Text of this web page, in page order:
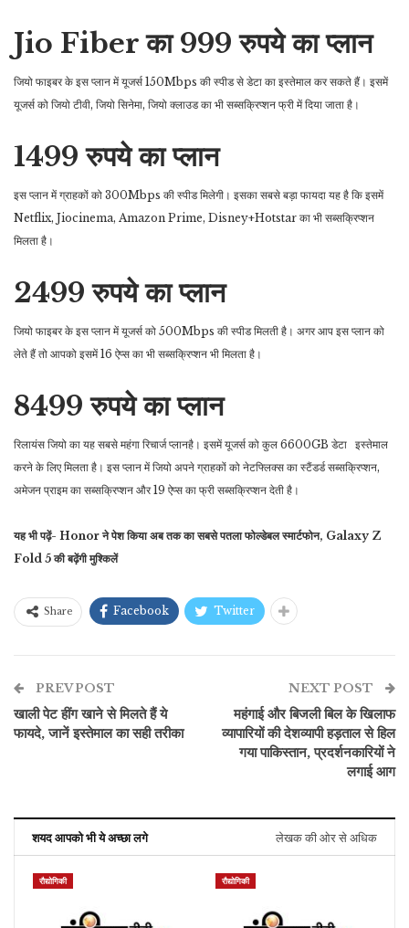
Jio Fiber का 999 रुपये का प्लान
जियो फाइबर के इस प्लान में यूजर्स 150Mbps की स्पीड से डेटा का इस्तेमाल कर सकते हैं। इसमें
यूजर्स को जियो टीवी, जियो सिनेमा, जियो क्लाउड का भी सब्सक्रिप्शन फ्री में दिया जाता है।
1499 रुपये का प्लान
इस प्लान में ग्राहकों को 300Mbps की स्पीड मिलेगी। इसका सबसे बड़ा फायदा यह है कि इसमें
Netflix, Jiocinema, Amazon Prime, Disney+Hotstar का भी सब्सक्रिप्शन
मिलता है।
2499 रुपये का प्लान
जियो फाइबर के इस प्लान में यूजर्स को 500Mbps की स्पीड मिलती है। अगर आप इस प्लान को
लेते हैं तो आपको इसमें 16 ऐप्स का भी सब्सक्रिप्शन भी मिलता है।
8499 रुपये का प्लान
रिलायंस जियो का यह सबसे महंगा रिचार्ज प्लानहै। इसमें यूजर्स को कुल 6600GB डेटा इस्तेमाल
करने के लिए मिलता है। इस प्लान में जियो अपने ग्राहकों को नेटफ्लिक्स का स्टैंडर्ड सब्सक्रिप्शन,
अमेजन प्राइम का सब्सक्रिप्शन और 19 ऐप्स का फ्री सब्सक्रिप्शन देती है।
यह भी पढ़ें- Honor ने पेश किया अब तक का सबसे पतला फोल्डेबल स्मार्टफोन, Galaxy Z
Fold 5 की बढ़ेंगी मुश्किलें
Share Facebook Twitter
PREV POST
खाली पेट हींग खाने से मिलते हैं ये
फायदे, जानें इस्तेमाल का सही तरीका
NEXT POST
महंगाई और बिजली बिल के खिलाफ
व्यापारियों की देशव्यापी हड़ताल से हिल
गया पाकिस्तान, प्रदर्शनकारियों ने
लगाई आग
शयद आपको भी ये अच्छा लगे लेखक की ओर से अधिक
रौद्योगिकी रौद्योगिकी